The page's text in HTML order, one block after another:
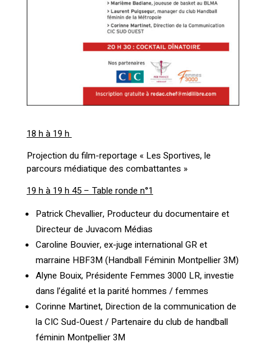
18 h à 19 h
Projection du film-reportage « Les Sportives, le
parcours médiatique des combattantes »
19 h à 19 h 45 – Table ronde n°1
Patrick Chevallier, Producteur du documentaire et
Directeur de Juvacom Médias
Caroline Bouvier, ex-juge international GR et
marraine HBF3M (Handball Féminin Montpellier 3M)
Alyne Bouix, Présidente Femmes 3000 LR, investie
dans l’égalité et la parité hommes / femmes
Corinne Martinet, Direction de la communication de
la CIC Sud-Ouest / Partenaire du club de handball
féminin Montpellier 3M